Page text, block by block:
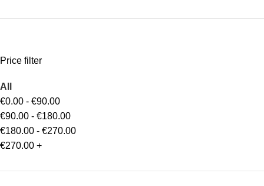
Price filter
All
€0.00 - €90.00
€90.00 - €180.00
€180.00 - €270.00
€270.00 +